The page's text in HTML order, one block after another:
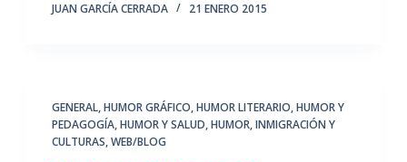
JUAN GARCÍA CERRADA 21 ENERO 2015
GENERAL,HUMOR GRÁFICO,HUMOR LITERARIO,HUMOR Y
PEDAGOGÍA,HUMOR Y SALUD,HUMOR, INMIGRACIÓN Y
CULTURAS,WEB/BLOG